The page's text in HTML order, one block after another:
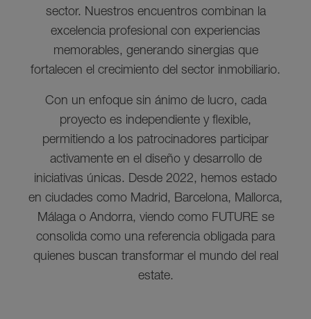
sector. Nuestros encuentros combinan la
excelencia profesional con experiencias
memorables, generando sinergias que
fortalecen el crecimiento del sector inmobiliario.
Con un enfoque sin ánimo de lucro, cada
proyecto es independiente y flexible,
permitiendo a los patrocinadores participar
activamente en el diseño y desarrollo de
iniciativas únicas. Desde 2022, hemos estado
en ciudades como Madrid, Barcelona, Mallorca,
Málaga o Andorra, viendo como FUTURE se
consolida como una referencia obligada para
quienes buscan transformar el mundo del real
estate.